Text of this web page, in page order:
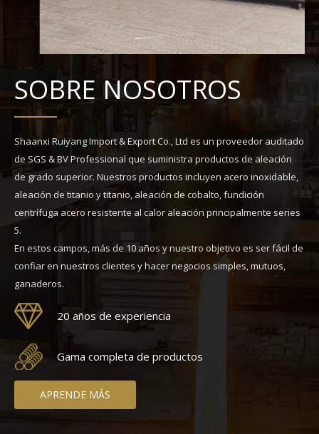
SOBRE NOSOTROS
Shaanxi Ruiyang Import & Export Co., Ltd es un proveedor auditado
de SGS & BV Professional que suministra productos de aleación
de grado superior. Nuestros productos incluyen acero inoxidable,
aleación de titanio y titanio, aleación de cobalto, fundición
centrífuga acero resistente al calor aleación principalmente series
5.
En estos campos, más de 10 años y nuestro objetivo es ser fácil de
confiar en nuestros clientes y hacer negocios simples, mutuos,
ganaderos.
20 años de experiencia
Gama completa de productos
APRENDE MÁS